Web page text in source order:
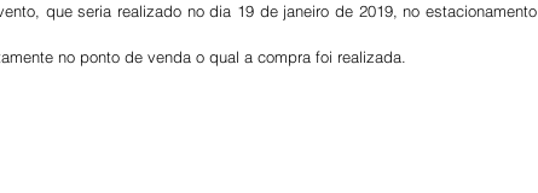
que seria realizado no dia 19 de janeiro de 2019, no estacionamento
no ponto de venda o qual a compra foi realizada.